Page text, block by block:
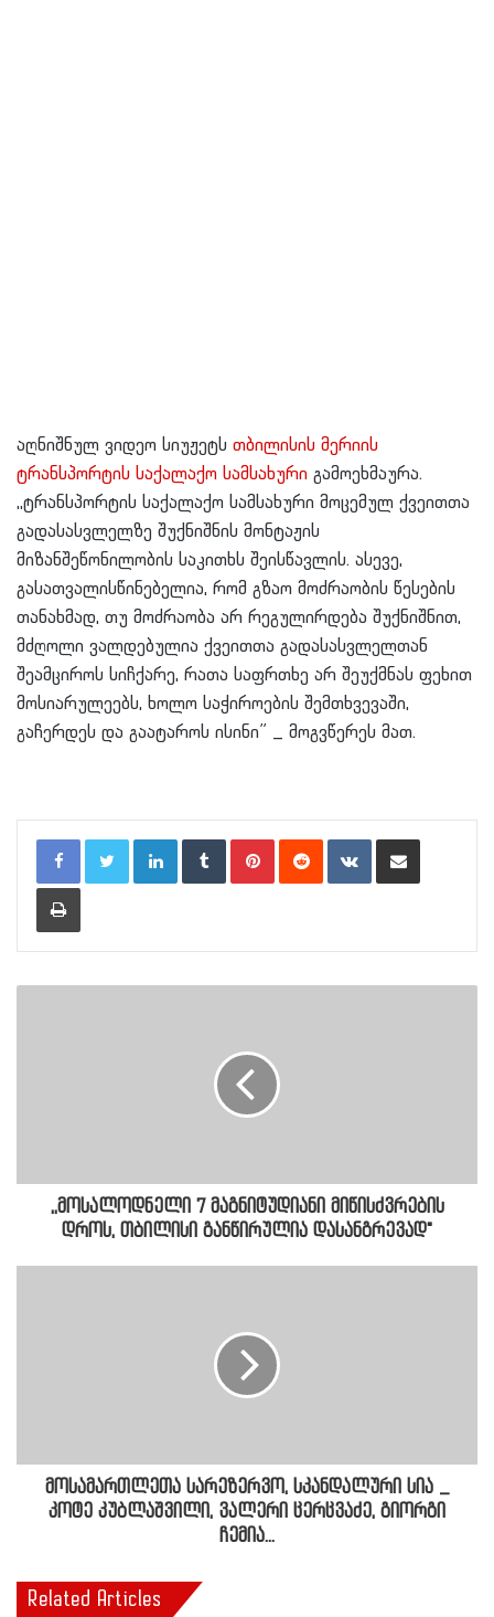
აღნიშნულ ვიდეო სიუჟეტს თბილისის მერიის
ტრანსპორტის საქალაქო სამსახური გამოეხმაურა.
,,ტრანსპორტის საქალაქო სამსახური მოცემულ ქვეითთა
გადასასვლელზე შუქნიშნის მონტაჟის
მიზანშეწონილობის საკითხს შეისწავლის. ასევე,
გასათვალისწინებელია, რომ გზაო მოძრაობის წესების
თანახმად, თუ მოძრაობა არ რეგულირდება შუქნიშნით,
მძღოლი ვალდებულია ქვეითთა გადასასვლელთან
შეამციროს სიჩქარე, რათა საფრთხე არ შეუქმნას ფეხით
მოსიარულეებს, ხოლო საჭიროების შემთხვევაში,
გაჩერდეს და გაატაროს ისინი” _ მოგვწერეს მათ.
LinkedInTumblr PinterestReddit VKontakteShare via Email
Print
,,მოსალოდნელი 7 მაგნიტუდიანი მიწისძვრების
დროს, თბილისი განწირულია დასანგრევად"
მოსამართლეთა სარეზერვო, სკანდალური სია _
კოტე კუბლაშვილი, ვალერი ცერცვაძე, გიორგი
ჩემია...
Related Articles